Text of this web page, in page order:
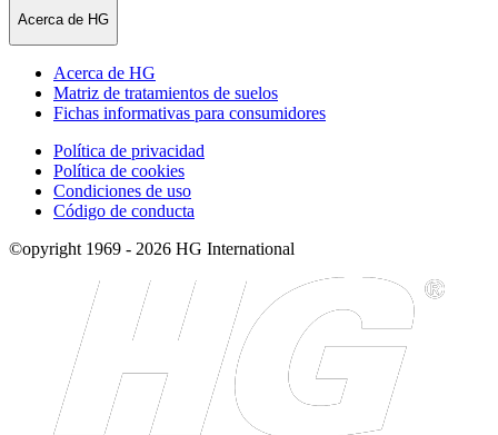
Acerca de HG
Acerca de HG
Matriz de tratamientos de suelos
Fichas informativas para consumidores
Política de privacidad
Política de cookies
Condiciones de uso
Código de conducta
©opyright 1969 - 2026 HG International